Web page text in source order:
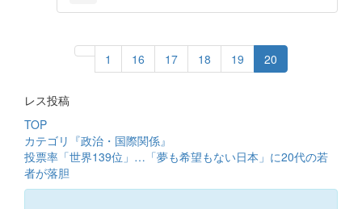
1 16 17 18 19 20
レス投稿
TOP
カテゴリ『政治・国際関係』
投票率「世界139位」…「夢も希望もない日本」に20代の若
者が落胆